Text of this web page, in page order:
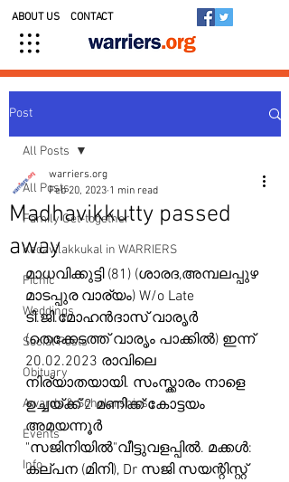
ABOUT US CONTACT
Post
All Posts
Family Get-together
Kedavilakkukal in WARRIERS
Picnic
Weddings
Social Posts
Obituary
Awards & Scholarships
Events
Info
All Posts
Madhavikkutty passed
away
warriers.org
Feb 20, 2023 1 min read
മാധവിക്കുട്ടി (81) (ശാരദ,അമ്പലപ്പുഴ
മാടപ്പുര വാര്യം) W/o Late
ടി.ജി.മോഹൻദാസ് വാരൃർ
(തെക്കേടത്ത് വാരൃം പാക്കിൽ) ഇന്ന്
20.02.2023 രാവിലെ
നിര്യാതയായി. സംസ്ക്കാരം നാളെ
ഉച്ചയ്ക്ക് 2 മണിക്ക് കോട്ടയം
അമയന്നൂർ
"സജിനിയിൽ"വീട്ടുവളപ്പിൽ. മക്കൾ:
കല്പന (മിനി), Dr സജി സയന്റിസ്റ്റ്